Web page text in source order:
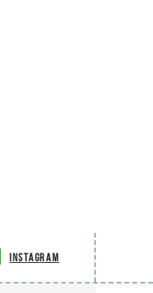
Instagram